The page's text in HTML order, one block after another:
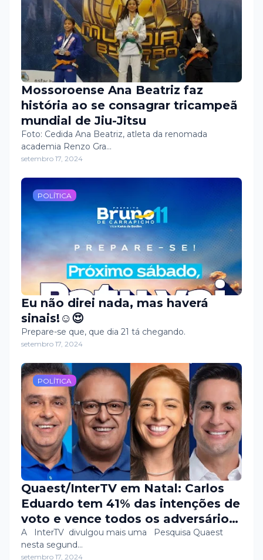
Mossoroense Ana Beatriz faz
história ao se consagrar tricampeã
mundial de Jiu-Jitsu
Foto: Cedida Ana Beatriz, atleta da renomada
academia Renzo Gra…
setembro 17, 2024
POLÍTICA
Eu não direi nada, mas haverá
sinais!☺️😍
Prepare-se que, que dia 21 tá chegando.
setembro 17, 2024
POLÍTICA
Quaest/InterTV em Natal: Carlos
Eduardo tem 41% das intenções de
voto e vence todos os adversários
no segundo turno
A InterTV divulgou mais uma Pesquisa Quaest
nesta segund…
setembro 17, 2024